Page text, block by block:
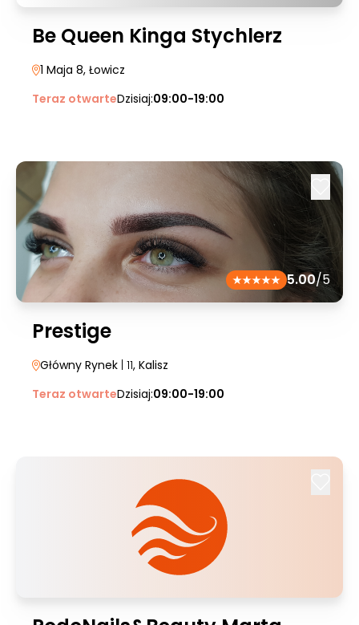
Be Queen Kinga Stychlerz
1 Maja 8, Łowicz
Teraz otwarteDzisiaj:09:00-19:00
5.00/5
Prestige
Główny Rynek | 11, Kalisz
Teraz otwarteDzisiaj:09:00-19:00